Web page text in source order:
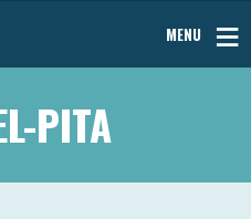
MENU
PITA